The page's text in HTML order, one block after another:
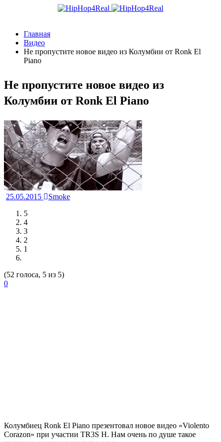
Главная
Видео
Не пропустите новое видео из Колумбии от Ronk El
Piano
Не пропустите новое видео из
Колумбии от Ronk El Piano
25.05.2015
Smoke
5
4
3
2
1
(52 голоса, 5 из 5)
0
Колумбиец Ronk El Piano презентовал новое видео «Violento
Corazon» при участии TR3S H. Нам очень по душе такое